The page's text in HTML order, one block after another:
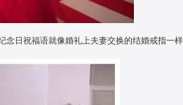
日祝福语就像婚礼上夫妻交换的结婚戒指一